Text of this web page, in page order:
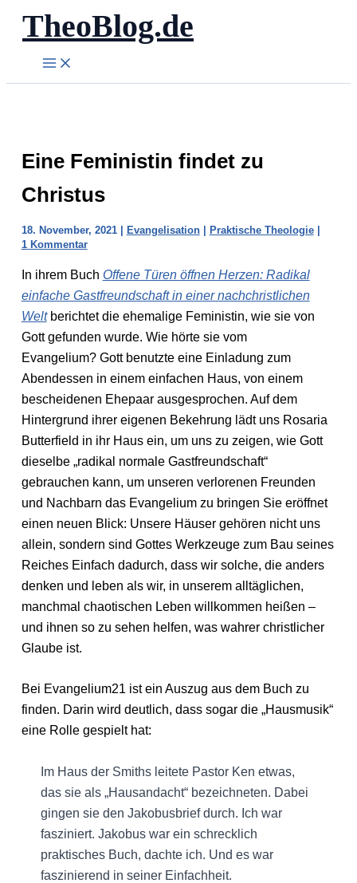
Zum
Inhalt
springen
TheoBlog.de
Eine Feministin findet zu
Christus
18. November, 2021 | Evangelisation| Praktische Theologie|
1 Kommentar
In ihrem Buch Offene Türen öffnen Herzen: Radikal
einfache Gastfreundschaft in einer nachchristlichen
Weltberichtet die ehemalige Feministin, wie sie von
Gott gefunden wurde. Wie hörte sie vom
Evangelium? Gott benutzte eine Einladung zum
Abendessen in einem einfachen Haus, von einem
bescheidenen Ehepaar ausgesprochen. Auf dem
Hintergrund ihrer eigenen Bekehrung lädt uns Rosaria
Butterfield in ihr Haus ein, um uns zu zeigen, wie Gott
dieselbe „radikal normale Gastfreundschaft“
gebrauchen kann, um unseren verlorenen Freunden
und Nachbarn das Evangelium zu bringen Sie eröffnet
einen neuen Blick: Unsere Häuser gehören nicht uns
allein, sondern sind Gottes Werkzeuge zum Bau seines
Reiches Einfach dadurch, dass wir solche, die anders
denken und leben als wir, in unserem alltäglichen,
manchmal chaotischen Leben willkommen heißen –
und ihnen so zu sehen helfen, was wahrer christlicher
Glaube ist.
Bei Evangelium21 ist ein Auszug aus dem Buch zu
finden. Darin wird deutlich, dass sogar die „Hausmusik“
eine Rolle gespielt hat:
Im Haus der Smiths leitete Pastor Ken etwas,
das sie als „Hausandacht“ bezeichneten. Dabei
gingen sie den Jakobusbrief durch. Ich war
fasziniert. Jakobus war ein schrecklich
praktisches Buch, dachte ich. Und es war
faszinierend in seiner Einfachheit.